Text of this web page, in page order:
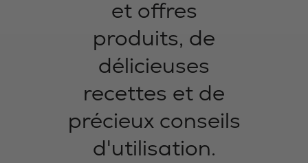
et offres
produits, de
délicieuses
recettes et de
précieux conseils
d'utilisation.